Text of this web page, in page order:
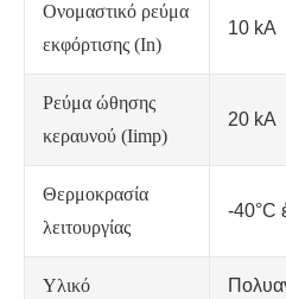
Ονομαστικό ρεύμα
εκφόρτισης (In)
10 kA
Ρεύμα ώθησης
κεραυνού (Iimp)
20 kA
Θερμοκρασία
λειτουργίας
-40°C
Υλικό